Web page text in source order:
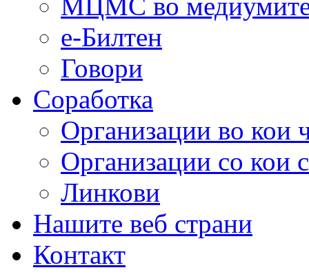
е-Билтен
Говори
Соработка
Организации во кои
Организации со кои
Линкови
Нашите веб страни
Контакт